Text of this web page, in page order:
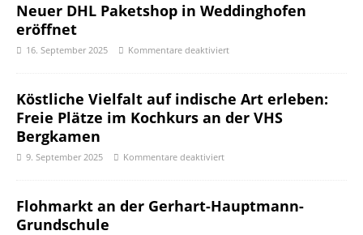
Neuer DHL Paketshop in Weddinghofen
eröffnet
16. September 2025 Kommentare deaktiviert
Köstliche Vielfalt auf indische Art erleben:
Freie Plätze im Kochkurs an der VHS
Bergkamen
9. September 2025 Kommentare deaktiviert
Flohmarkt an der Gerhart-Hauptmann-
Grundschule